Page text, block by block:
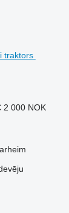
2 000 NOK